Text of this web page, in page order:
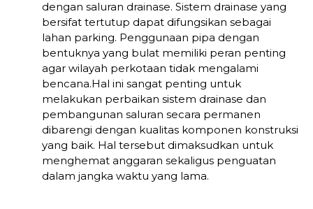
dengan saluran drainase. Sistem drainase yang
bersifat tertutup dapat difungsikan sebagai
lahan parking. Penggunaan pipa dengan
bentuknya yang bulat memiliki peran penting
agar wilayah perkotaan tidak mengalami
bencana.Hal ini sangat penting untuk
melakukan perbaikan sistem drainase dan
pembangunan saluran secara permanen
dibarengi dengan kualitas komponen konstruksi
yang baik. Hal tersebut dimaksudkan untuk
menghemat anggaran sekaligus penguatan
dalam jangka waktu yang lama.